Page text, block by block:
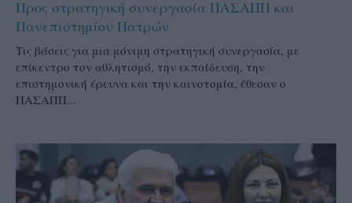
Προς στρατηγική συνεργασία ΠΑΣΑΠΠ και
Πανεπιστημίου Πατρών
Τις βάσεις για μια μόνιμη στρατηγική συνεργασία, με
επίκεντρο τον αθλητισμό, την εκπαίδευση, την
επιστημονική έρευνα και την καινοτομία, έθεσαν ο
ΠΑΣΑΠΠ...